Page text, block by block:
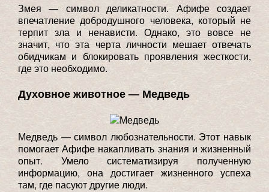
Змея — символ деликатности. Афифе создает
впечатление добродушного человека, который не
терпит зла и ненависти. Однако, это вовсе не
значит, что эта черта личности мешает отвечать
обидчикам и блокировать проявления жесткости,
где это необходимо.
Духовное животное — Медведь
Медведь — символ любознательности. Этот навык
помогает Афифе накапливать знания и жизненный
опыт. Умело систематизируя полученную
информацию, она достигает жизненного успеха
там, где пасуют другие люди.